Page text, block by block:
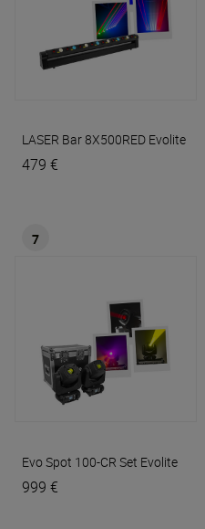
LASER Bar 8X500RED Evolite
479 €
7
Evo Spot 100-CR Set Evolite
999 €